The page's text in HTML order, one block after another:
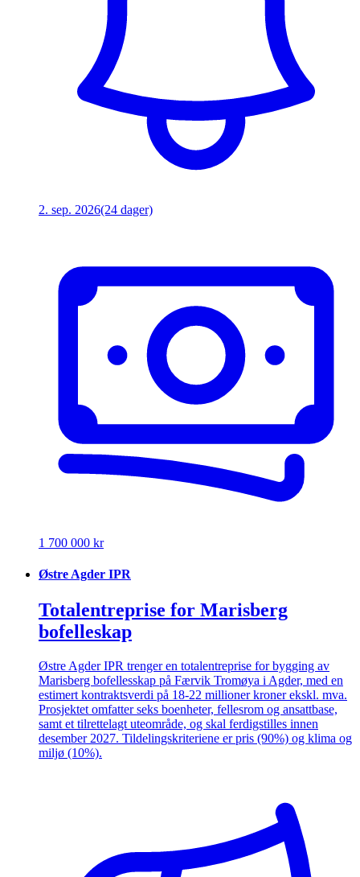
2. sep. 2026(24 dager)
1 700 000 kr
Østre Agder IPR
Totalentreprise for Marisberg
bofelleskap
Østre Agder IPR trenger en totalentreprise for bygging av
Marisberg bofellesskap på Færvik Tromøya i Agder, med en
estimert kontraktsverdi på 18-22 millioner kroner ekskl. mva.
Prosjektet omfatter seks boenheter, fellesrom og ansattbase,
samt et tilrettelagt uteområde, og skal ferdigstilles innen
desember 2027. Tildelingskriteriene er pris (90%) og klima og
miljø (10%).